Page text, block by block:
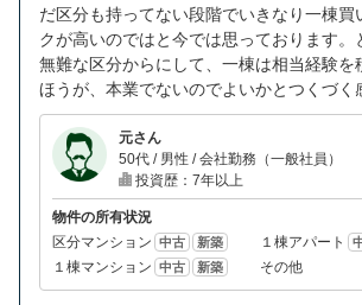
だ区分も持ってない段階でいきなり一棟買
クが高いのではと今では思っております。
無難な区分からにして、一棟は相当経験を
ほうが、本業でないのでよいかとつくづく
元さん
50代 / 男性 / 会社勤務（一般社員）
投資歴：7年以上
物件の所有状況
区分マンション 中古 新築 １棟アパート
１棟マンション 中古 新築 その他